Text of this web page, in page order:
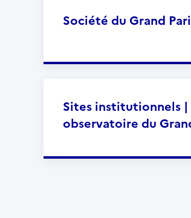
Société du Grand
Sites institutionnels |
observatoire du